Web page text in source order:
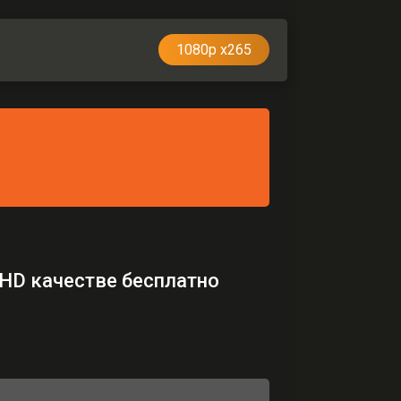
1080p x265
качестве бесплатно